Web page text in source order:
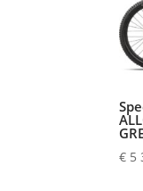
€ 5